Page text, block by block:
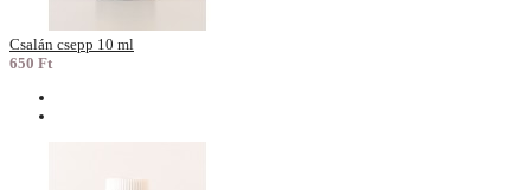
Csalán csepp 10 ml
650 Ft